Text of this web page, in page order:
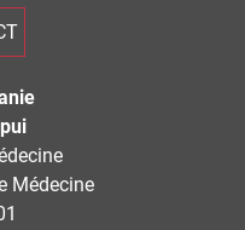
Médecine